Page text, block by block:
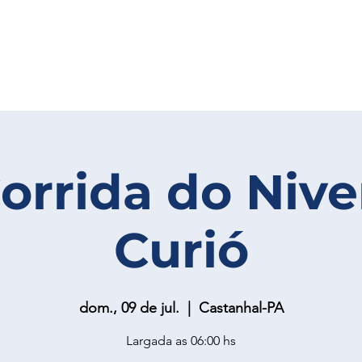
do
Curió
dom., 09 de jul. Castanhal-PA
Largada as 06:00 hs